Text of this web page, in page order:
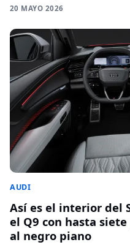
20 MAYO 2026
AUDI
Así es el interior del
el Q9 con hasta
al negro piano